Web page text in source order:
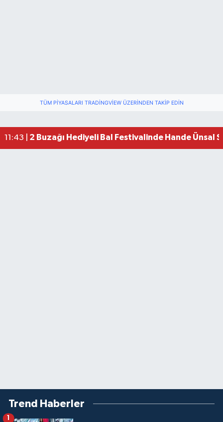
TÜM PIYASALARI TRADINGVIEW ÜZERINDEN TAKIP EDIN
11:43 | 2 Buzağı Hediyeli Bal Festivalinde Hande Ünsal
Trend Haberler
1